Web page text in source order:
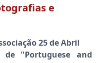
e
25 de Abril
"Portuguese and